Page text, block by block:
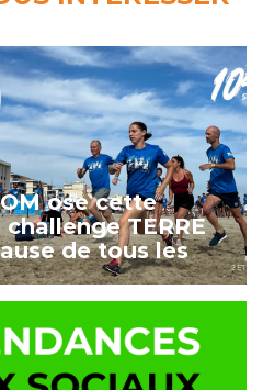
ose cette
TERRE
de tous les